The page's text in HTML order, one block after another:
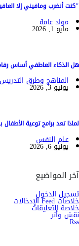
"كنت أنضرب ومافيني إلا
مواد عامة
مايو 1, 2026
هل الذكاء العاطفي أساس
المناهج وطرق التدريس
يونيو 3, 2026
لماذا تعد برامج توعية
علم النفس
يونيو 6, 2026
آخر المواضيع
تسجيل الدخول
خلاصات Feed الإدخالات
خلاصة التعليقات
نقش وأثر
Rss